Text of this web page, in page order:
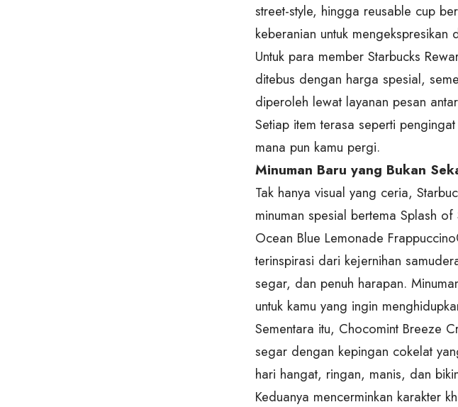
street-style, hingga reusable cup
keberanian untuk mengekspresikan
Untuk para member Starbucks
ditebus dengan harga spesial,
diperoleh lewat layanan pesan
Setiap item terasa seperti
mana pun kamu pergi.
Minuman Baru yang Bukan
Tak hanya visual yang ceria,
minuman spesial bertema Splash of
Ocean Blue Lemonade
terinspirasi dari kejernihan
segar, dan penuh harapan.
untuk kamu yang ingin
Sementara itu, Chocomint Breeze
segar dengan kepingan cokelat
hari hangat, ringan, manis, dan
Keduanya mencerminkan karakter